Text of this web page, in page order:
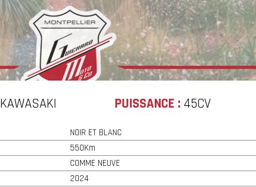
KAWASAKI PUISSANCE : 45CV
NOIR ET BLANC
550Km
COMME NEUVE
2024